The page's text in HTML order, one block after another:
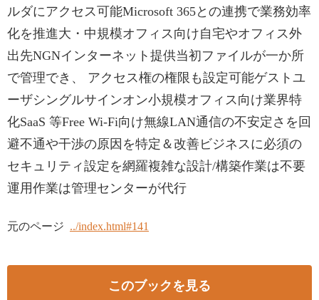
ルダにアクセス可能Microsoft 365との連携で業務効率
化を推進大・中規模オフィス向け自宅やオフィス外
出先NGNインターネット提供当初ファイルが一か所
で管理でき、 アクセス権の権限も設定可能ゲストユ
ーザシングルサインオン小規模オフィス向け業界特
化SaaS 等Free Wi-Fi向け無線LAN通信の不安定さを回
避不通や干渉の原因を特定＆改善ビジネスに必須の
セキュリティ設定を網羅複雑な設計/構築作業は不要
運用作業は管理センターが代行
元のページ ../index.html#141
このブックを見る